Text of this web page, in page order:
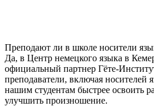
Преподают ли в школе носители
Да, в Центр немецкого языка в
официальный партнер Гёте-
преподаватели, включая носителей
нашим студентам быстрее освоить
улучшить произношение.